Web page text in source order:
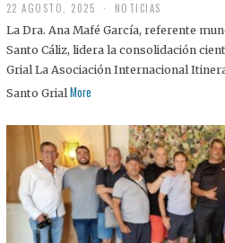
22 AGOSTO, 2025
2
A
G
O
S
2
5
NOTICIAS
La Dra. Ana Mafé García, referente
Santo Cáliz, lidera la consolidación
Grial La Asociación Internacional
Santo Grial More